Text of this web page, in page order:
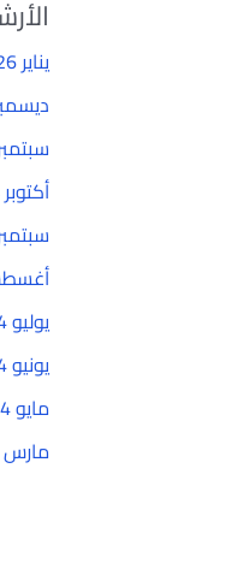
يناير 2026
ديسمبر
سبتمبر
أكتوبر 2024
سبتمبر
أغسطس
يوليو 2024
يونيو 2024
مايو 2024
مارس 2024